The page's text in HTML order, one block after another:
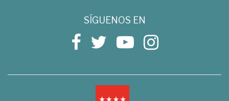
SÍGUENOS EN